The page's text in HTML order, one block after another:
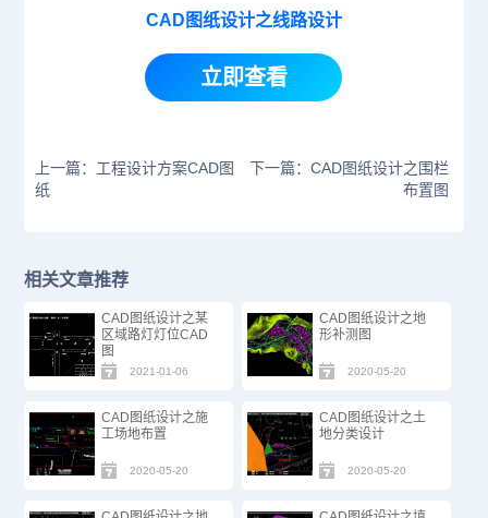
CAD图纸设计之线路设计
立即查看
上一篇：工程设计方案CAD图
纸
下一篇：CAD图纸设计之围栏
布置图
相关文章推荐
CAD图纸设计之某
区域路灯灯位CAD
图
2021-01-06
CAD图纸设计之地
形补测图
2020-05-20
CAD图纸设计之施
工场地布置
2020-05-20
CAD图纸设计之土
地分类设计
2020-05-20